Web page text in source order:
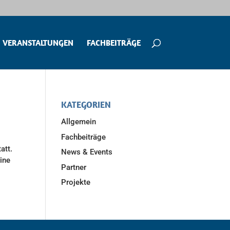
VERANSTALTUNGEN FACHBEITRÄGE
KATEGORIEN
Allgemein
Fachbeiträge
News & Events
Partner
Projekte